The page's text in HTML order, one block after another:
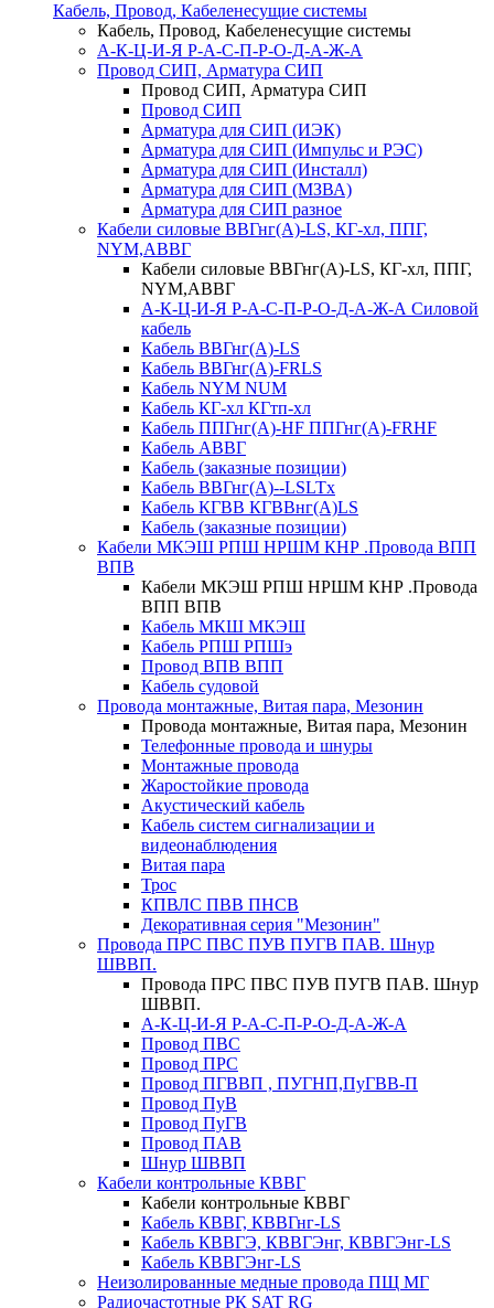
Кабель, Провод, Кабеленесущие системы
Кабель, Провод, Кабеленесущие системы
А-К-Ц-И-Я Р-А-С-П-Р-О-Д-А-Ж-А
Провод СИП, Арматура СИП
Провод СИП, Арматура СИП
Провод СИП
Арматура для СИП (ИЭК)
Арматура для СИП (Импульс и РЭС)
Арматура для СИП (Инсталл)
Арматура для СИП (МЗВА)
Арматура для СИП разное
Кабели силовые ВВГнг(А)-LS, КГ-хл, ППГ,
NYM,АВВГ
Кабели силовые ВВГнг(А)-LS, КГ-хл, ППГ,
NYM,АВВГ
А-К-Ц-И-Я Р-А-С-П-Р-О-Д-А-Ж-А Силовой
кабель
Кабель ВВГнг(А)-LS
Кабель ВВГнг(А)-FRLS
Кабель NYM NUM
Кабель КГ-хл КГтп-хл
Кабель ППГнг(А)-HF ППГнг(А)-FRHF
Кабель АВВГ
Кабель (заказные позиции)
Кабель ВВГнг(А)--LSLTx
Кабель КГВВ КГВВнг(А)LS
Кабель (заказные позиции)
Кабели МКЭШ РПШ НРШМ КНР .Провода ВПП
ВПВ
Кабели МКЭШ РПШ НРШМ КНР .Провода
ВПП ВПВ
Кабель МКШ МКЭШ
Кабель РПШ РПШэ
Провод ВПВ ВПП
Кабель судовой
Провода монтажные, Витая пара, Мезонин
Провода монтажные, Витая пара, Мезонин
Телефонные провода и шнуры
Монтажные провода
Жаростойкие провода
Акустический кабель
Кабель систем сигнализации и
видеонаблюдения
Витая пара
Трос
КПВЛС ПВВ ПНСВ
Декоративная серия "Мезонин"
Провода ПРС ПВС ПУВ ПУГВ ПАВ. Шнур
ШВВП.
Провода ПРС ПВС ПУВ ПУГВ ПАВ. Шнур
ШВВП.
А-К-Ц-И-Я Р-А-С-П-Р-О-Д-А-Ж-А
Провод ПВС
Провод ПРС
Провод ПГВВП , ПУГНП,ПуГВВ-П
Провод ПуВ
Провод ПуГВ
Провод ПАВ
Шнур ШВВП
Кабели контрольные КВВГ
Кабели контрольные КВВГ
Кабель КВВГ, КВВГнг-LS
Кабель КВВГЭ, КВВГЭнг, КВВГЭнг-LS
Кабель КВВГЭнг-LS
Неизолированные медные провода ПЩ МГ
Радиочастотные РК SAT RG